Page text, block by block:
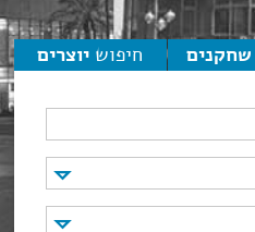
שחקנים חיפוש יוצרים